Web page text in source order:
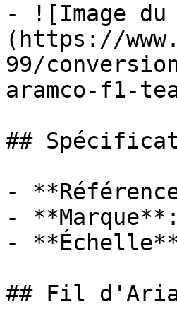
- ![Image
(https://
99/
aramco-f1-
##
-
- **Marque**:
-
## Fil